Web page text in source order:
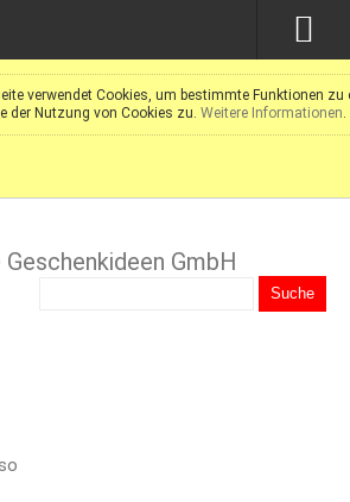
verwendet Cookies, um bestimmte Funktionen
der Nutzung von Cookies zu. Weitere Informationen.
Suche